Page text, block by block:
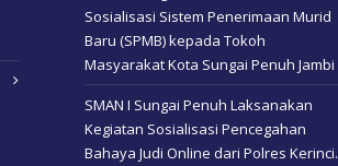
Sosialisasi Sistem Penerimaan Murid
Baru (SPMB) kepada Tokoh
Masyarakat Kota Sungai Penuh Jambi
SMAN I Sungai Penuh Laksanakan
Kegiatan Sosialisasi Pencegahan
Bahaya Judi Online dari Polres Kerinci.